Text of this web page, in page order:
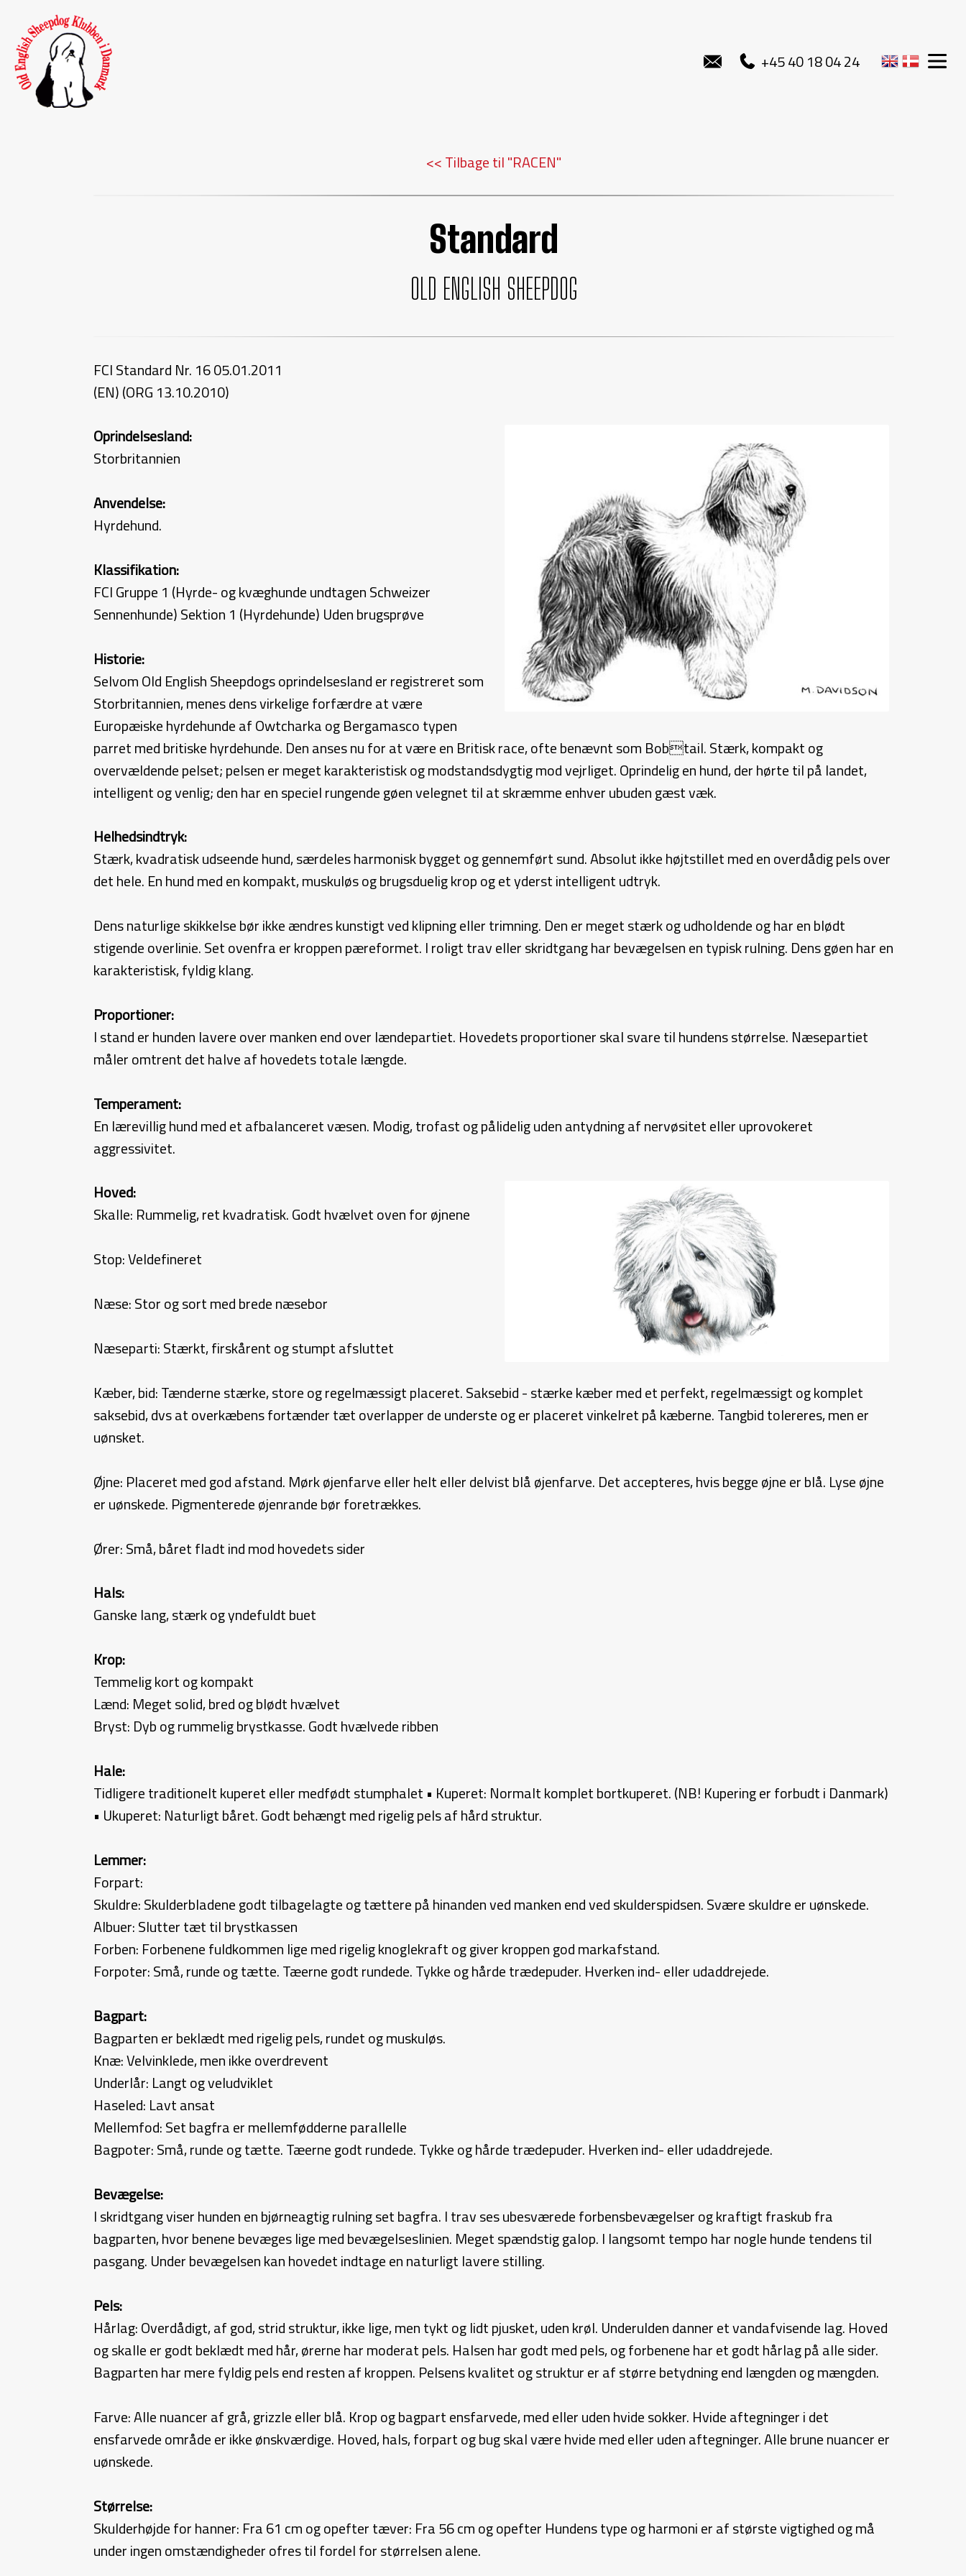
+45 40 18 04 24
<< Tilbage til "RACEN"
Standard
OLD ENGLISH SHEEPDOG
FCI Standard Nr. 16 05.01.2011
(EN) (ORG 13.10.2010)
Oprindelsesland:
Storbritannien
Anvendelse:
Hyrdehund.
Klassifikation:
FCI Gruppe 1 (Hyrde- og kvæghunde undtagen Schweizer
Sennenhunde) Sektion 1 (Hyrdehunde) Uden brugsprøve
Historie:
Selvom Old English Sheepdogs oprindelsesland er registreret som
Storbritannien, menes dens virkelige forfærdre at være
Europæiske hyrdehunde af Owtcharka og Bergamasco typen
parret med britiske hyrdehunde. Den anses nu for at være en Britisk race, ofte benævnt som Bobtail. Stærk, kompakt og
overvældende pelset; pelsen er meget karakteristisk og modstandsdygtig mod vejrliget. Oprindelig en hund, der hørte til på landet,
intelligent og venlig; den har en speciel rungende gøen velegnet til at skræmme enhver ubuden gæst væk.
Helhedsindtryk:
Stærk, kvadratisk udseende hund, særdeles harmonisk bygget og gennemført sund. Absolut ikke højtstillet med en overdådig pels over
det hele. En hund med en kompakt, muskuløs og brugsduelig krop og et yderst intelligent udtryk.
Dens naturlige skikkelse bør ikke ændres kunstigt ved klipning eller trimning. Den er meget stærk og udholdende og har en blødt
stigende overlinie. Set ovenfra er kroppen pæreformet. I roligt trav eller skridtgang har bevægelsen en typisk rulning. Dens gøen har en
karakteristisk, fyldig klang.
Proportioner:
I stand er hunden lavere over manken end over lændepartiet. Hovedets proportioner skal svare til hundens størrelse. Næsepartiet
måler omtrent det halve af hovedets totale længde.
Temperament:
En lærevillig hund med et afbalanceret væsen. Modig, trofast og pålidelig uden antydning af nervøsitet eller uprovokeret
aggressivitet.
Hoved:
Skalle: Rummelig, ret kvadratisk. Godt hvælvet oven for øjnene
Stop: Veldefineret
Næse: Stor og sort med brede næsebor
Næseparti: Stærkt, firskårent og stumpt afsluttet
Kæber, bid: Tænderne stærke, store og regelmæssigt placeret. Saksebid - stærke kæber med et perfekt, regelmæssigt og komplet
saksebid, dvs at overkæbens fortænder tæt overlapper de underste og er placeret vinkelret på kæberne. Tangbid tolereres, men er
uønsket.
Øjne: Placeret med god afstand. Mørk øjenfarve eller helt eller delvist blå øjenfarve. Det accepteres, hvis begge øjne er blå. Lyse øjne
er uønskede. Pigmenterede øjenrande bør foretrækkes.
Ører: Små, båret fladt ind mod hovedets sider
Hals:
Ganske lang, stærk og yndefuldt buet
Krop:
Temmelig kort og kompakt
Lænd: Meget solid, bred og blødt hvælvet
Bryst: Dyb og rummelig brystkasse. Godt hvælvede ribben
Hale:
Tidligere traditionelt kuperet eller medfødt stumphalet • Kuperet: Normalt komplet bortkuperet. (NB! Kupering er forbudt i Danmark)
• Ukuperet: Naturligt båret. Godt behængt med rigelig pels af hård struktur.
Lemmer:
Forpart:
Skuldre: Skulderbladene godt tilbagelagte og tættere på hinanden ved manken end ved skulderspidsen. Svære skuldre er uønskede.
Albuer: Slutter tæt til brystkassen
Forben: Forbenene fuldkommen lige med rigelig knoglekraft og giver kroppen god markafstand.
Forpoter: Små, runde og tætte. Tæerne godt rundede. Tykke og hårde trædepuder. Hverken ind- eller udaddrejede.
Bagpart:
Bagparten er beklædt med rigelig pels, rundet og muskuløs.
Knæ: Velvinklede, men ikke overdrevent
Underlår: Langt og veludviklet
Haseled: Lavt ansat
Mellemfod: Set bagfra er mellemfødderne parallelle
Bagpoter: Små, runde og tætte. Tæerne godt rundede. Tykke og hårde trædepuder. Hverken ind- eller udaddrejede.
Bevægelse:
I skridtgang viser hunden en bjørneagtig rulning set bagfra. I trav ses ubesværede forbensbevægelser og kraftigt fraskub fra
bagparten, hvor benene bevæges lige med bevægelseslinien. Meget spændstig galop. I langsomt tempo har nogle hunde tendens til
pasgang. Under bevægelsen kan hovedet indtage en naturligt lavere stilling.
Pels:
Hårlag: Overdådigt, af god, strid struktur, ikke lige, men tykt og lidt pjusket, uden krøl. Underulden danner et vandafvisende lag. Hoved
og skalle er godt beklædt med hår, ørerne har moderat pels. Halsen har godt med pels, og forbenene har et godt hårlag på alle sider.
Bagparten har mere fyldig pels end resten af kroppen. Pelsens kvalitet og struktur er af større betydning end længden og mængden.
Farve: Alle nuancer af grå, grizzle eller blå. Krop og bagpart ensfarvede, med eller uden hvide sokker. Hvide aftegninger i det
ensfarvede område er ikke ønskværdige. Hoved, hals, forpart og bug skal være hvide med eller uden aftegninger. Alle brune nuancer er
uønskede.
Størrelse:
Skulderhøjde for hanner: Fra 61 cm og opefter tæver: Fra 56 cm og opefter Hundens type og harmoni er af største vigtighed og må
under ingen omstændigheder ofres til fordel for størrelsen alene.